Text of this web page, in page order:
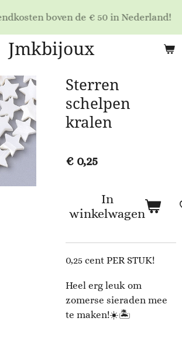
Jmkbijoux
boven de € 50 in Nederland!
Sterren
schelpen
kralen
€ 0,25
In
winkelwagen
0,25 cent PER STUK!
Heel erg leuk om
zomerse sieraden mee
te maken!☀️🏝